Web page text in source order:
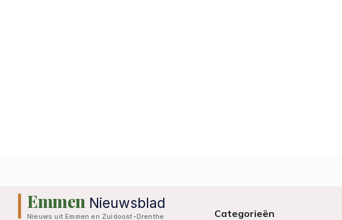
Emmen Nieuwsblad
Nieuws uit Emmen en Zuidoost-Drenthe Categorieën